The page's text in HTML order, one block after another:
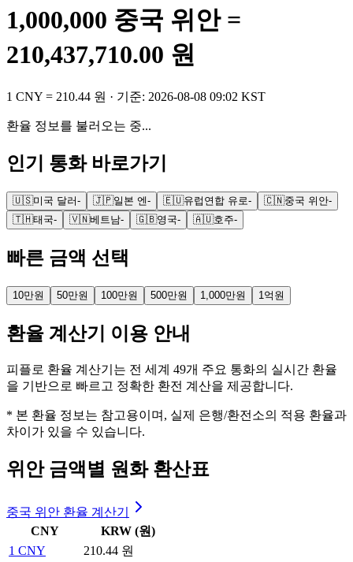
1,000,000 중국 위안=
210,437,710.00 원
1 CNY = 210.44 원 · 기준: 2026-08-08 09:02 KST
환율 정보를 불러오는 중...
인기 통화 바로가기
🇺🇸미국 달러- 🇯🇵일본 엔- 🇪🇺유럽연합 유로- 🇨🇳중국 위안-
🇹🇭태국- 🇻🇳베트남- 🇬🇧영국- 🇦🇺호주-
빠른 금액 선택
10만원 50만원 100만원 500만원 1,000만원 1억원
환율 계산기 이용 안내
피플로 환율 계산기는 전 세계 49개 주요 통화의 실시간 환율
을 기반으로 빠르고 정확한 환전 계산을 제공합니다.
* 본 환율 정보는 참고용이며, 실제 은행/환전소의 적용 환율과
차이가 있을 수 있습니다.
위안 금액별 원화 환산표
중국 위안 환율 계산기
CNY
KRW (원)
1 CNY
210.44 원